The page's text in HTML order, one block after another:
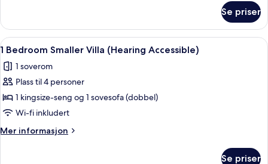
2
soverom,
balkong
Se priser
Åpne
alle
bildene
av
1
Bedroom
Smaller
Villa
Flatskjerm-TV, DVD-spiller,
5
1 Bedroom Smaller Villa (Hearing Accessible)
1 soverom
Plass til 4 personer
1 kingsize-seng og 1 sovesofa (dobbel)
Wi-fi inkludert
Mer informasjon
Mer
Se priser